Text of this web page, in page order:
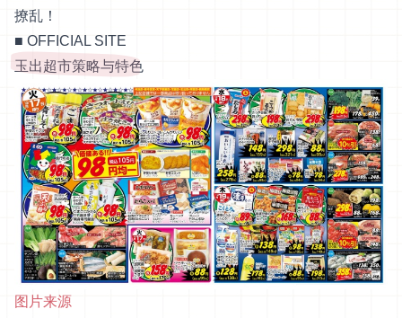
撩乱！
■ OFFICIAL SITE
玉出超市策略与特色
图片来源